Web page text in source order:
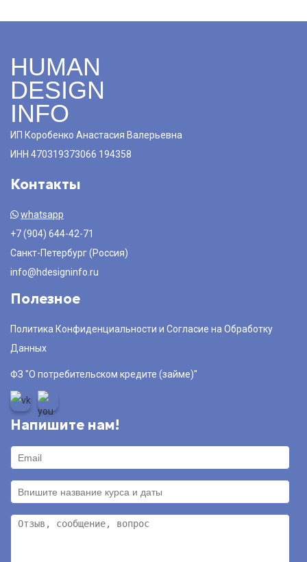
HUMAN
DESIGN
INFO
ИП Коробенко Анастасия Валерьевна
ИНН 470319373066 194358
Контакты
whatsapp
+7 (904) 644-42-71
Санкт-Петербург (Россия)
info@hdesigninfo.ru
Полезное
Политика Конфиденциальности и Согласие на Обработку
Данных
ФЗ "О потребительском кредите (займе)"
Напишите нам!